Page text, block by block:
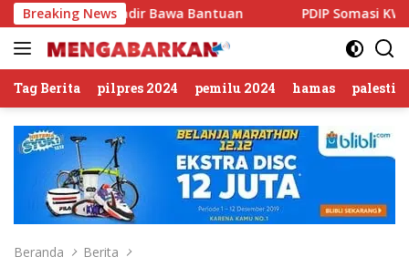
Langsung
ke
konten
Breaking News
Hadir Bawa Bantuan PDIP Somasi KWP Soal
Tag Berita pilpres 2024 pemilu 2024 hamas
Beranda Berita